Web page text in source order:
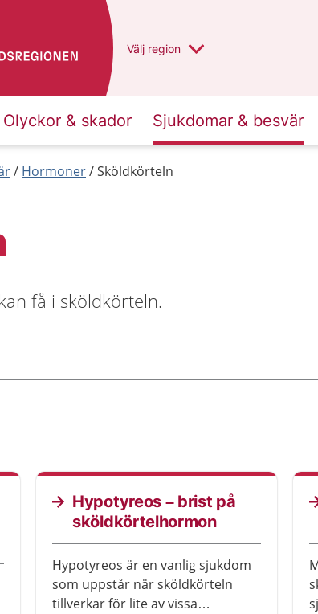
Du har valt region
Välj en annan
region
Olyckor & skador Sjukdomar & besvär
Hormoner Sköldkörteln
få i sköldkörteln.
Hypotyreos – brist på
sköldkörtelhormon
Hypotyreos är en vanlig sjukdom
som uppstår när sköldkörteln
tillverkar för lite av vissa